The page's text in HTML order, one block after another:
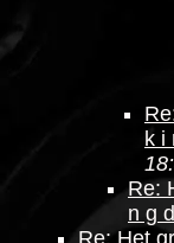
k i
Re:
n g
Re: Het